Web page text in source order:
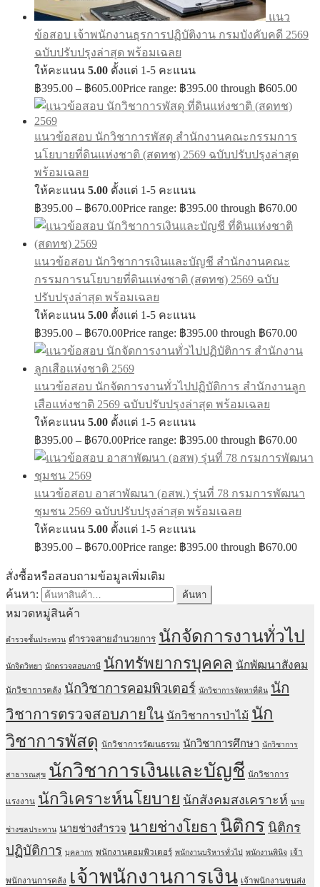
แนว
ข้อสอบ เจ้าพนักงานธุรการปฏิบัติงาน กรมบังคับคดี 2569
ฉบับปรับปรุงล่าสุด พร้อมเฉลย
ให้คะแนน 5.00 ตั้งแต่ 1-5 คะแนน
฿395.00 – ฿605.00Price range: ฿395.00 through ฿605.00
แนวข้อสอบ นักวิชาการพัสดุ สำนักงานคณะกรรมการ
นโยบายที่ดินแห่งชาติ (สดทช) 2569 ฉบับปรับปรุงล่าสุด
พร้อมเฉลย
ให้คะแนน 5.00 ตั้งแต่ 1-5 คะแนน
฿395.00 – ฿670.00Price range: ฿395.00 through ฿670.00
แนวข้อสอบ นักวิชาการเงินและบัญชี สำนักงานคณะ
กรรมการนโยบายที่ดินแห่งชาติ (สดทช) 2569 ฉบับ
ปรับปรุงล่าสุด พร้อมเฉลย
ให้คะแนน 5.00 ตั้งแต่ 1-5 คะแนน
฿395.00 – ฿670.00Price range: ฿395.00 through ฿670.00
แนวข้อสอบ นักจัดการงานทั่วไปปฏิบัติการ สำนักงานลูก
เสือแห่งชาติ 2569 ฉบับปรับปรุงล่าสุด พร้อมเฉลย
ให้คะแนน 5.00 ตั้งแต่ 1-5 คะแนน
฿395.00 – ฿670.00Price range: ฿395.00 through ฿670.00
แนวข้อสอบ อาสาพัฒนา (อสพ.) รุ่นที่ 78 กรมการพัฒนา
ชุมชน 2569 ฉบับปรับปรุงล่าสุด พร้อมเฉลย
ให้คะแนน 5.00 ตั้งแต่ 1-5 คะแนน
฿395.00 – ฿670.00Price range: ฿395.00 through ฿670.00
สั่งซื้อหรือสอบถามข้อมูลเพิ่มเติม
ค้นหา:
ค้นหา
หมวดหมู่สินค้า
ตำรวจชั้นประทวน ตำรวจสายอำนวยการ นักจัดการงานทั่วไป
นักจิตวิทยา นักตรวจสอบภาษี นักทรัพยากรบุคคล นักพัฒนาสังคม
นักวิชาการคลัง นักวิชาการคอมพิวเตอร์ นักวิชาการจัดหาที่ดิน นัก
วิชาการตรวจสอบภายใน นักวิชาการป่าไม้ นัก
วิชาการพัสดุ นักวิชาการวัฒนธรรม นักวิชาการศึกษา นักวิชาการ
สาธารณสุข นักวิชาการเงินและบัญชี นักวิชาการ
แรงงาน นักวิเคราะห์นโยบาย นักสังคมสงเคราะห์ นาย
ช่างชลประทาน นายช่างสำรวจ นายช่างโยธา นิติกร นิติกร
ปฏิบัติการ บุคลากร พนักงานคอมพิวเตอร์ พนักงานบริหารทั่วไป พนักงานพินิจ เจ้า
พนักงานการคลัง เจ้าพนักงานการเงิน เจ้าพนักงานขนส่ง